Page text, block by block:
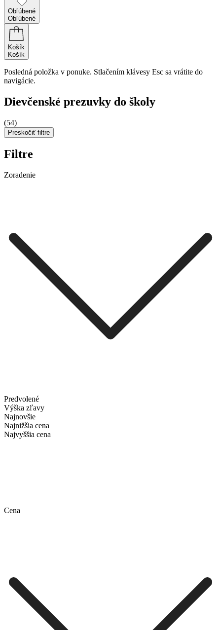
Obľúbené
Obľúbené
Košík
Košík
Posledná položka v ponuke. Stlačením klávesy Esc sa vrátite do
navigácie.
Dievčenské prezuvky do školy
(54)
Preskočiť filtre
Filtre
Zoradenie
Predvolené
Výška zľavy
Najnovšie
Najnižšia cena
Najvyššia cena
Cena